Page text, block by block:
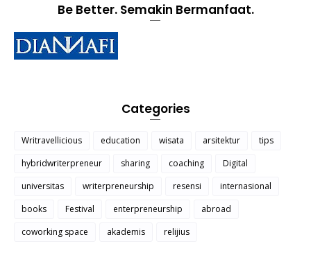
Be Better. Semakin Bermanfaat.
Categories
Writravellicious education wisata arsitektur
tips
hybridwriterpreneur
sharing coaching
Digital
universitas
writerpreneurship resensi
internasional
books
Festival enterpreneurship
abroad
coworking space
akademis relijius